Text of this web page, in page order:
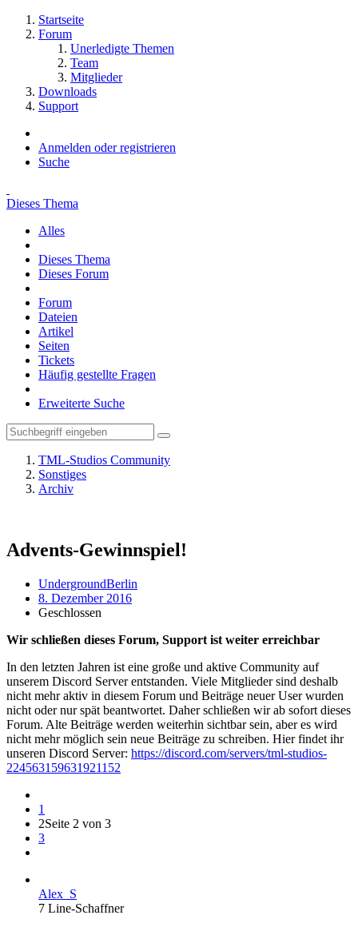
Startseite
Forum
Unerledigte Themen
Team
Mitglieder
Downloads
Support
Anmelden oder registrieren
Suche
Dieses Thema
Alles
Dieses Thema
Dieses Forum
Forum
Dateien
Artikel
Seiten
Tickets
Häufig gestellte Fragen
Erweiterte Suche
TML-Studios Community
Sonstiges
Archiv
Advents-Gewinnspiel!
UndergroundBerlin
8. Dezember 2016
Geschlossen
Wir schließen dieses Forum, Support ist weiter erreichbar
In den letzten Jahren ist eine große und aktive Community auf
unserem Discord Server entstanden. Viele Mitglieder sind deshalb
nicht mehr aktiv in diesem Forum und Beiträge neuer User wurden
nicht oder nur spät beantwortet. Daher schließen wir ab sofort dieses
Forum. Alte Beiträge werden weiterhin sichtbar sein, aber es wird
nicht mehr möglich sein neue Beiträge zu schreiben. Hier findet ihr
unseren Discord Server: https://discord.com/servers/tml-studios-
224563159631921152
1
2Seite 2 von 3
3
Alex_S
7 Line-Schaffner